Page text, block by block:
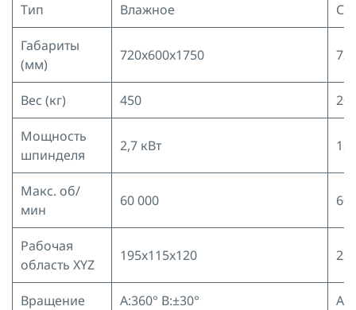
Тип Влажное
Габариты
(мм)
720x600x1750
Вес (кг) 450
Мощность
шпинделя
2,7 кВт
Макс. об/
мин
60 000 60
Рабочая
область XYZ
195x115x120
Вращение A:360° B:±30°